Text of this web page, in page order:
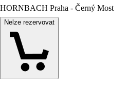
HORNBACH Praha - Černý Most
Nelze rezervovat